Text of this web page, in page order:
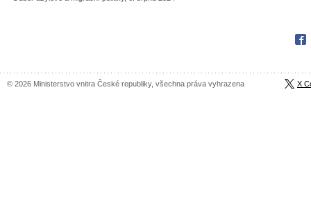
© 2026 Ministerstvo vnitra České republiky, všechna práva vyhrazena X